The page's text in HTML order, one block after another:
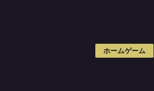
ホームゲーム